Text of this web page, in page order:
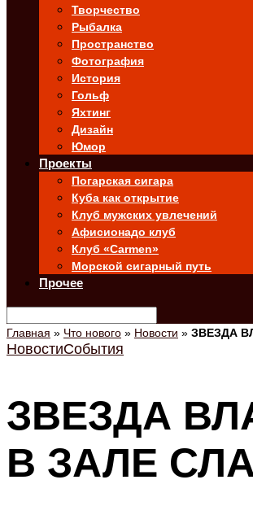
Творчество
Рыбалка
Пространство
Фотография
История
Гольф
Яхтинг
Дизайн
Юмор
Проекты
Погарская сигара
Куба как открытие
Клуб мужских увлечений
Афисионадо клуб
Клуб «Carmen»
Морской сигарный путь
Прочее
Главная » Что нового » Новости » ЗВЕЗДА
НовостиСобытия
ЗВЕЗДА
В ЗАЛЕ